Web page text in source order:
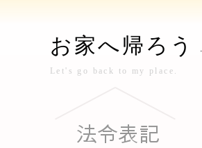
法令表記